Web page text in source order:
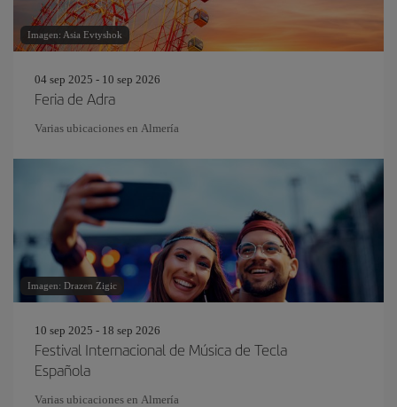
Imagen: Asia Evtyshok
04 sep 2025 - 10 sep 2026
Feria de Adra
Varias ubicaciones en Almería
Imagen: Drazen Zigic
10 sep 2025 - 18 sep 2026
Festival Internacional de Música de Tecla
Española
Varias ubicaciones en Almería